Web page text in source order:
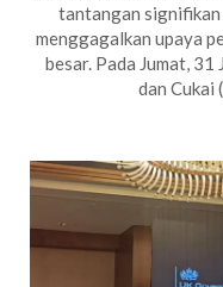
tantangan
menggagalkan upaya
besar. Pada Jumat,
dan Cukai